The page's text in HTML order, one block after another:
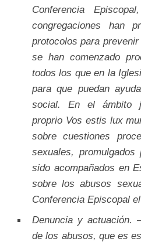
Conferencia
congregaciones han
protocolos para
se han comenzado
todos los que en la
para que puedan
social. En el ámbito
proprio Vos estis lux
sobre cuestiones
sexuales,
sido acompañados en
sobre los abusos
Conferencia Episcopal
Denuncia y actuación.
de los abusos, que es